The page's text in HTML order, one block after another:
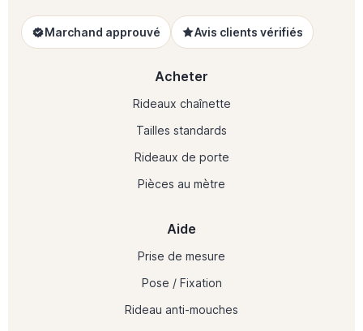
Marchand approuvé Avis clients vérifiés
Acheter
Rideaux chaînette
Tailles standards
Rideaux de porte
Pièces au mètre
Aide
Prise de mesure
Pose / Fixation
Rideau anti-mouches